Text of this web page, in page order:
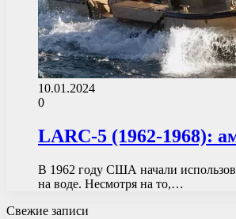
10.01.2024
0
LARC-5 (1962-1968):
В 1962 году США начали
на воде. Несмотря на то,…
Свежие записи